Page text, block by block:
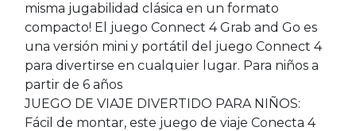
misma jugabilidad clásica en un formato
compacto! El juego Connect 4 Grab and Go es
una versión mini y portátil del juego Connect 4
para divertirse en cualquier lugar. Para niños a
partir de 6 años
JUEGO DE VIAJE DIVERTIDO PARA NIÑOS:
Fácil de montar, este juego de viaje Conecta 4